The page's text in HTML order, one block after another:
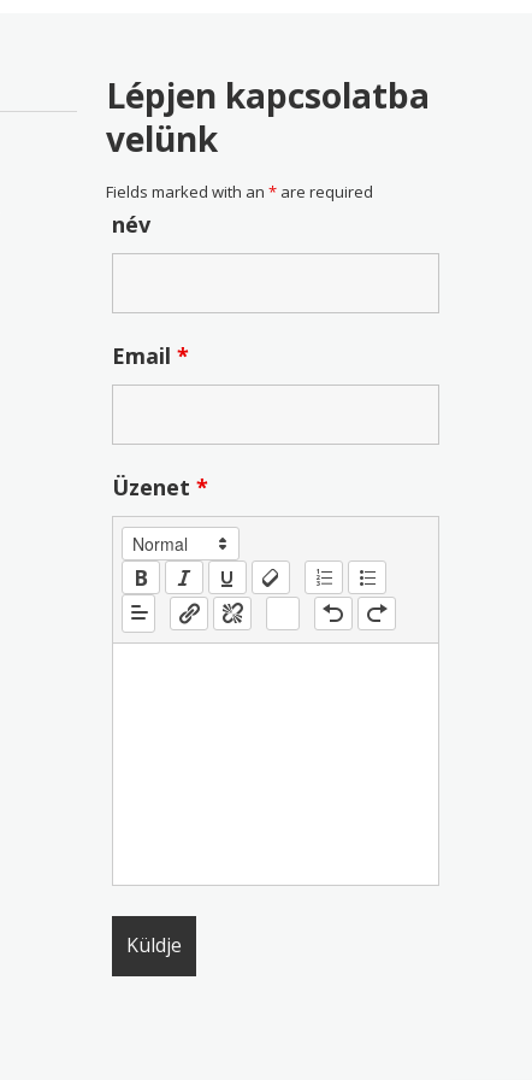
Lépjen kapcsolatba
velünk
Fields marked with an* are required
név
Email*
Üzenet*